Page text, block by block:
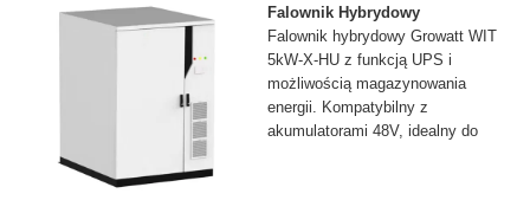
Falownik Hybrydowy
Falownik hybrydowy Growatt WIT
5kW-X-HU z funkcją UPS i
możliwością magazynowania
energii. Kompatybilny z
akumulatorami 48V, idealny do